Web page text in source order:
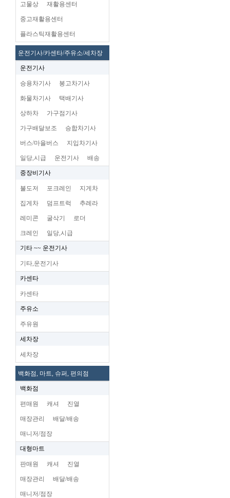
고물상 재활용센터
중고재활용센터
플라스틱재활용센터
운전기사/카센타/주유소/세차장
운전기사
승용차기사 봉고차기사
화물차기사 택배기사
상하차 가구점기사
가구배달보조 승합차기사
버스/마을버스 지입차기사
일당,시급 운전기사 배송
중장비기사
불도저 포크레인 지게차
집게차 덤프트럭 추레라
레미콘 굴삭기 로더
크레인 일당,시급
기타 ~~ 운전기사
기타,운전기사
카센타
카센타
주유소
주유원
세차장
세차장
백화점, 마트, 슈퍼, 편의점
백화점
편매원 캐셔 진열
매장관리 배달/배송
매니저/점장
대형마트
판매원 캐셔 진열
매장관리 배달/배송
매니저/점장